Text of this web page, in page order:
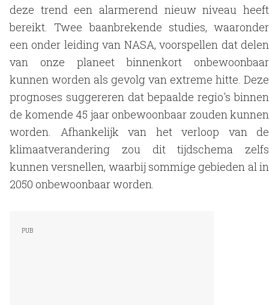
deze trend een alarmerend nieuw niveau heeft
bereikt. Twee baanbrekende studies, waaronder
een onder leiding van NASA, voorspellen dat delen
van onze planeet binnenkort onbewoonbaar
kunnen worden als gevolg van extreme hitte. Deze
prognoses suggereren dat bepaalde regio's binnen
de komende 45 jaar onbewoonbaar zouden kunnen
worden. Afhankelijk van het verloop van de
klimaatverandering zou dit tijdschema zelfs
kunnen versnellen, waarbij sommige gebieden al in
2050 onbewoonbaar worden.